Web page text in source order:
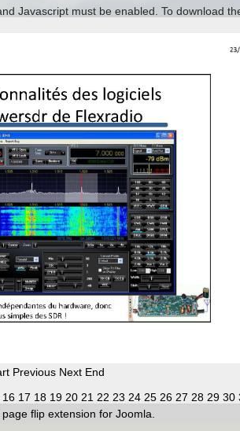
Javascript must be enabled. To download
Previous Next End
16 17 18 19 20 21 22 23 24 25 26 27 28 29 30
page flip extension for Joomla.